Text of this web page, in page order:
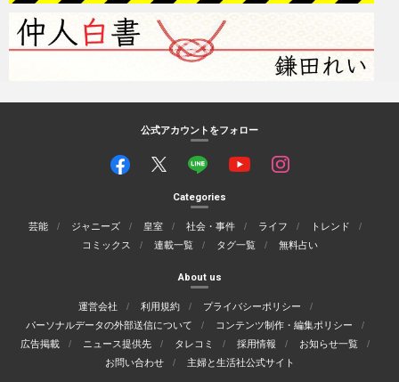
公式アカウントをフォロー
Categories
芸能 ジャニーズ 皇室 社会・事件 ライフ
トレンド
コミックス
連載一覧 タグ一覧 無料占い
About us
運営会社 利用規約
プライバシーポリシー
パーソナルデータの外部送信について
コンテンツ制作・編集ポリシー
広告掲載
ニュース提供先 タレコミ 採用情報
お知らせ一覧
お問い合わせ
主婦と生活社公式サイト